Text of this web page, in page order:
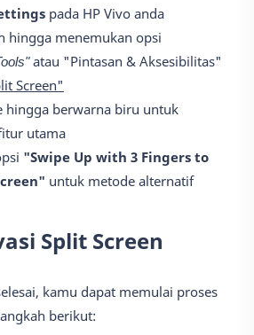
pada HP Vivo anda
hingga menemukan opsi
atau "Pintasan & Aksesibilitas"
Screen"
hingga berwarna biru untuk
utama
"Swipe Up with 3 Fingers to
untuk metode alternatif
Split Screen
kamu dapat memulai proses
berikut: